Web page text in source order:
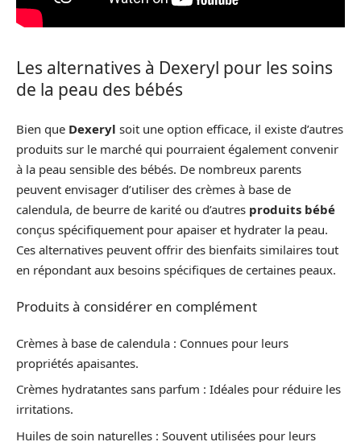
Les alternatives à Dexeryl pour les soins
de la peau des bébés
Bien que Dexeryl soit une option efficace, il existe d’autres
produits sur le marché qui pourraient également convenir
à la peau sensible des bébés. De nombreux parents
peuvent envisager d’utiliser des crèmes à base de
calendula, de beurre de karité ou d’autres produits bébé
conçus spécifiquement pour apaiser et hydrater la peau.
Ces alternatives peuvent offrir des bienfaits similaires tout
en répondant aux besoins spécifiques de certaines peaux.
Produits à considérer en complément
Crèmes à base de calendula : Connues pour leurs
propriétés apaisantes.
Crèmes hydratantes sans parfum : Idéales pour réduire les
irritations.
Huiles de soin naturelles : Souvent utilisées pour leurs